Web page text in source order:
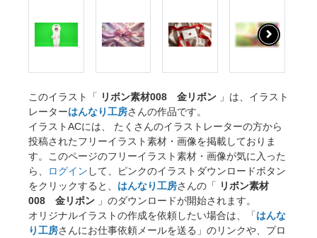
このイラスト「 リボン素材008 金リボン 」は、イラスト
レーターはんなり工房さんの作品です。
イラストACには、 たくさんのイラストレーターの方から
投稿されたフリーイラスト素材・画像を掲載しておりま
す。このページのフリーイラスト素材・画像が気に入った
ら、
ログイン して、ピンクのイラストダウンロードボタン
をクリックすると、 はんなり工房さんの「 リボン素材
008 金リボン 」のダウンロードが開始されます。
オリジナルイラストの作成を依頼したい場合は、「はんな
り工房さんにお仕事依頼メールを送る」のリンクや、プロ